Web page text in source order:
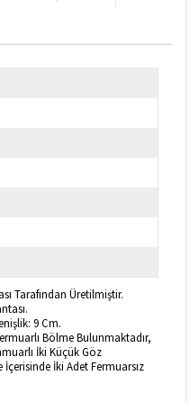
Tarafından Üretilmiştir.
9 Cm.
Bölme Bulunmaktadır,
İki Küçük Göz
İki Adet Fermuarsız